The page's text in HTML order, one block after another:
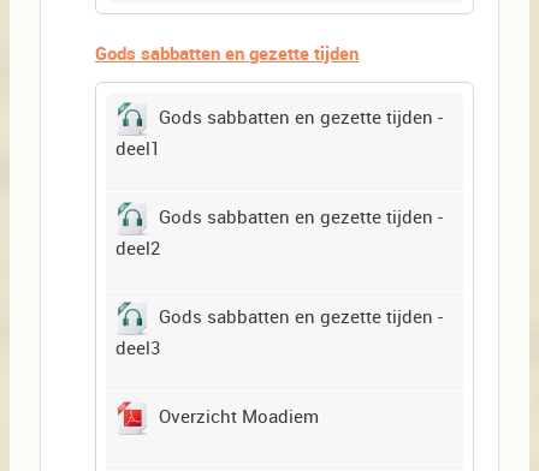
Gods sabbatten en gezette tijden
Gods sabbatten en gezette tijden -
deel1
Gods sabbatten en gezette tijden -
deel2
Gods sabbatten en gezette tijden -
deel3
Overzicht Moadiem